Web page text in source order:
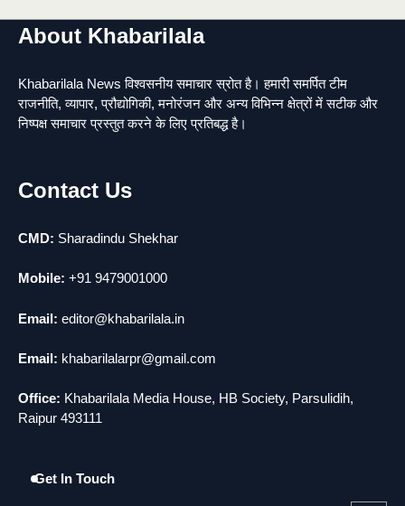
2
मुर्दा हो गया जिंदा: गड्ढे में वाहन को लगा झटका तो
news
राजधानी में डबल मर्डर, 3 माह में 15 मर्डर
news
news
About Khabarilala
Khabarilala News विश्वसनीय समाचार स्रोत है। हमारी समर्पित टीम
राजनीति, व्यापार, प्रौद्योगिकी, मनोरंजन और अन्य विभिन्न क्षेत्रों में सटीक और
निष्पक्ष समाचार प्रस्तुत करने के लिए प्रतिबद्ध है।
Contact Us
CMD: Sharadindu Shekhar
Mobile: +91 9479001000
Email: editor@khabarilala.in
Email: khabarilalarpr@gmail.com
Office: Khabarilala Media House, HB Society, Parsulidih,
Raipur 493111
Get In Touch